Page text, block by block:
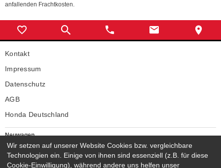
anfallenden Frachtkosten.
Kontakt
Impressum
Datenschutz
AGB
Honda Deutschland
Neuwagen
Honda Neuwagen
Gebrauchtwagen
Wir setzen auf unserer Website Cookies bzw. vergleichbare
Technologien ein. Einige von ihnen sind essenziell (z.B. für diese
Cookie-Einwilligung), während andere uns helfen unser